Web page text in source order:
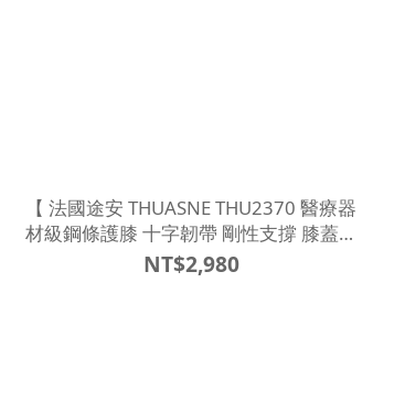
【 法國途安 THUASNE THU2370 醫療器
材級鋼條護膝 十字韌帶 剛性支撐 膝蓋術
後 】
NT$2,980